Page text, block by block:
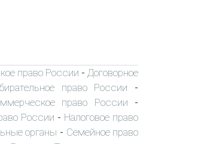
право России - Договорное
право России -
право России -
России - Налоговое право
органы - Семейное право